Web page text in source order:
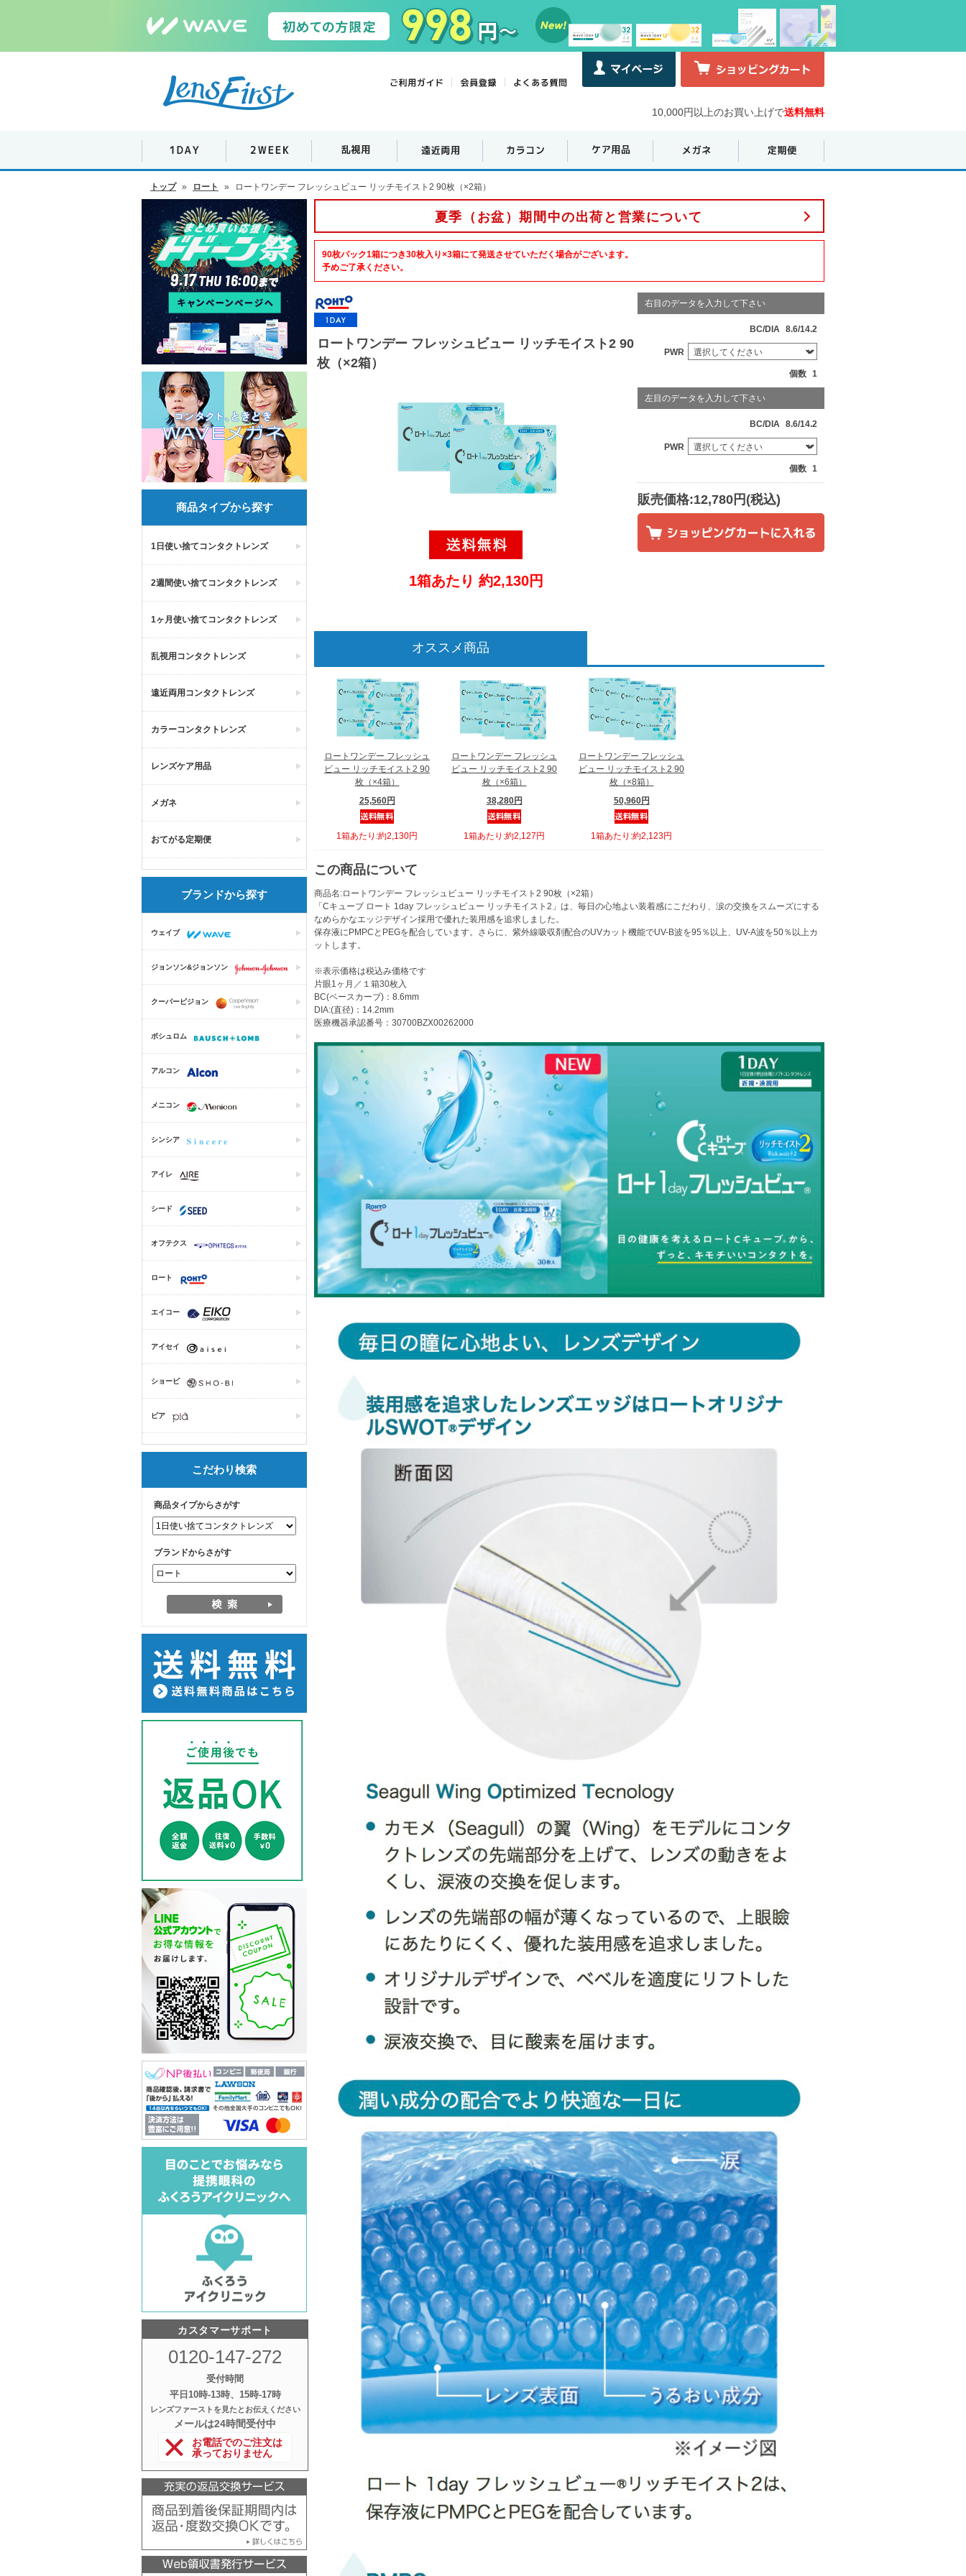
10,000円以上のお買い上げで送料無料
トップ » ロート » ロートワンデー フレッシュビュー リッチモイスト2 90枚（×2箱）
商品タイプから探す
1日使い捨てコンタクトレンズ
2週間使い捨てコンタクトレンズ
1ヶ月使い捨てコンタクトレンズ
乱視用コンタクトレンズ
遠近両用コンタクトレンズ
カラーコンタクトレンズ
レンズケア用品
メガネ
おてがる定期便
ブランドから探す
ウェイブ
ジョンソン&ジョンソン
クーパービジョン
ボシュロム
アルコン
メニコン
シンシア
アイレ
シード
オフテクス
ロート
エイコー
アイセイ
ショービ
ピア
こだわり検索
商品タイプからさがす
ブランドからさがす
カスタマーサポート
0120-147-272
受付時間
平日10時‐13時、15時‐17時
レンズファーストを見たとお伝えください
メールは24時間受付中
お電話でのご注文は
承っておりません
夏季（お盆）期間中の出荷と営業について
90枚パック1箱につき30枚入り×3箱にて発送させていただく場合がございます。
予めご了承ください。
ロートワンデー フレッシュビュー リッチモイスト2 90
枚（×2箱）
1箱あたり 約2,130円
右目のデータを入力して下さい
BC/DIA 8.6/14.2
PWR
個数 1
左目のデータを入力して下さい
BC/DIA 8.6/14.2
PWR
個数 1
販売価格:12,780円(税込)
オススメ商品
ロートワンデー フレッシュ
ビュー リッチモイスト2 90
枚（×4箱）
25,560円
1箱あたり:約2,130円
ロートワンデー フレッシュ
ビュー リッチモイスト2 90
枚（×6箱）
38,280円
1箱あたり:約2,127円
ロートワンデー フレッシュ
ビュー リッチモイスト2 90
枚（×8箱）
50,960円
1箱あたり:約2,123円
この商品について
商品名:ロートワンデー フレッシュビュー リッチモイスト2 90枚（×2箱）
「Cキューブ ロート 1day フレッシュビュー リッチモイスト2」は、毎日の心地よい装着感にこだわり、涙の交換をスムーズにする
なめらかなエッジデザイン採用で優れた装用感を追求しました。
保存液にPMPCとPEGを配合しています。さらに、紫外線吸収剤配合のUVカット機能でUV-B波を95％以上、UV-A波を50％以上カ
ットします。
※表示価格は税込み価格です
片眼1ヶ月／１箱30枚入
BC(ベースカーブ)：8.6mm
DIA:(直径)：14.2mm
医療機器承認番号：30700BZX00262000